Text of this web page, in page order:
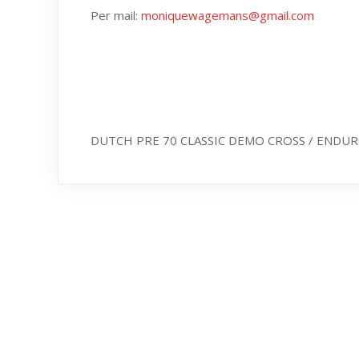
Per mail: moniquewagemans@gmail.com
DUTCH PRE 70 CLASSIC DEMO CROSS /